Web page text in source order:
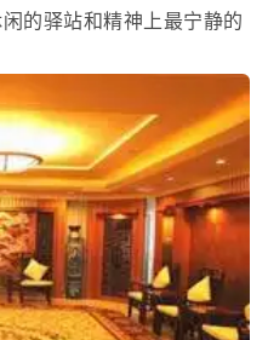
的驿站和精神上最宁静的